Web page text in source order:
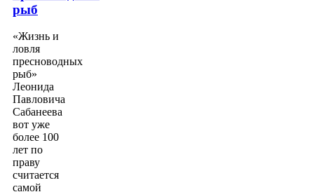
рыб
«Жизнь и
ловля
пресноводных
рыб»
Леонида
Павловича
Сабанеева
вот уже
более 100
лет по
праву
считается
самой